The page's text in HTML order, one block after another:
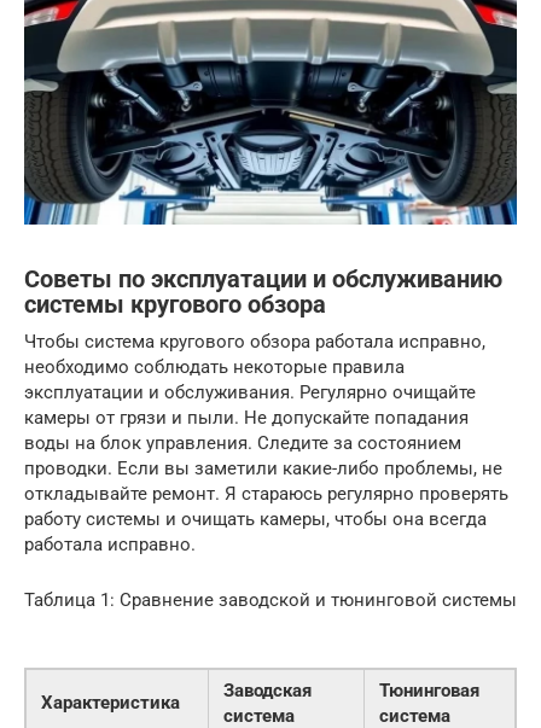
Советы по эксплуатации и обслуживанию
системы кругового обзора
Чтобы система кругового обзора работала исправно,
необходимо соблюдать некоторые правила
эксплуатации и обслуживания. Регулярно очищайте
камеры от грязи и пыли. Не допускайте попадания
воды на блок управления. Следите за состоянием
проводки. Если вы заметили какие-либо проблемы, не
откладывайте ремонт. Я стараюсь регулярно проверять
работу системы и очищать камеры, чтобы она всегда
работала исправно.
Таблица 1: Сравнение заводской и тюнинговой системы
Характеристика
Заводская
система
Тюнинговая
система